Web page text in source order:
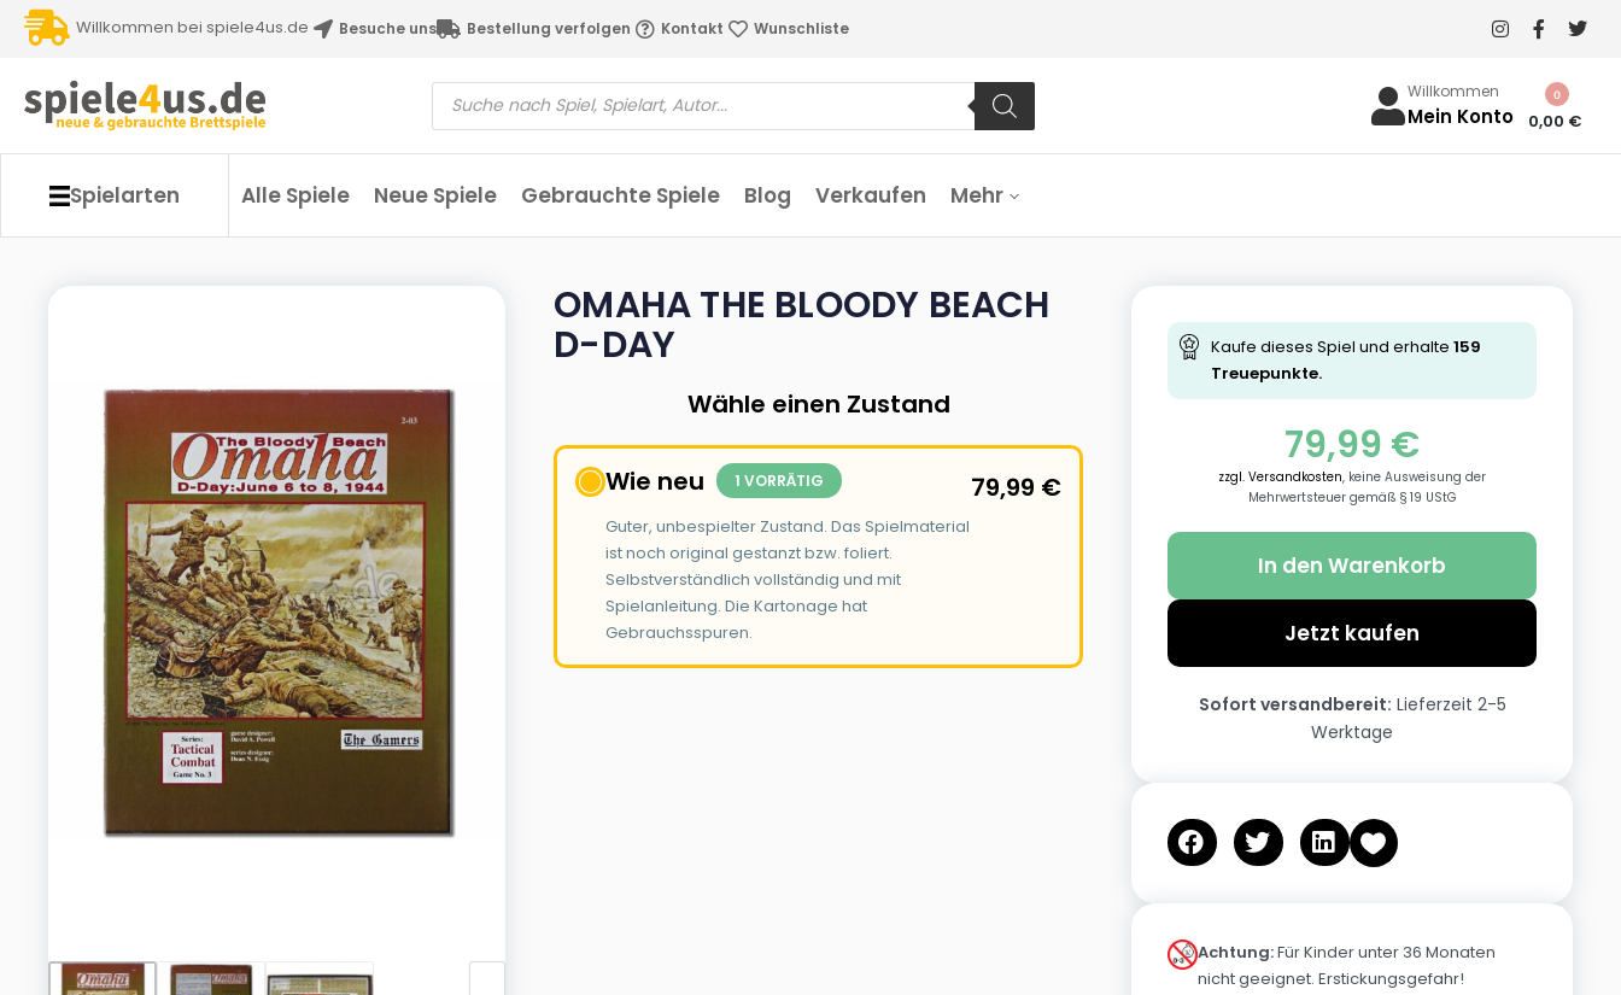
Willkommen bei spiele4us.de Besuche uns Bestellung verfolgen Kontakt Wunschliste
Willkommen
Mein Konto 0,00 €
0
Spielarten Alle Spiele Neue Spiele Gebrauchte Spiele Blog Verkaufen Mehr
OMAHA THE BLOODY BEACH
D-DAY
Wähle einen Zustand
Wie neu 1 VORRÄTIG
Guter, unbespielter Zustand. Das Spielmaterial
ist noch original gestanzt bzw. foliert.
Selbstverständlich vollständig und mit
Spielanleitung. Die Kartonage hat
Gebrauchsspuren.
79,99 €
Kaufe dieses Spiel und erhalte159
Treuepunkte.
79,99 €
zzgl. Versandkosten, keine Ausweisung der
Mehrwertsteuer gemäß § 19 UStG
In den Warenkorb
Jetzt kaufen
Sofort versandbereit: Lieferzeit 2-5
Werktage
Achtung:Für Kinder unter 36 Monaten
nicht geeignet. Erstickungsgefahr!